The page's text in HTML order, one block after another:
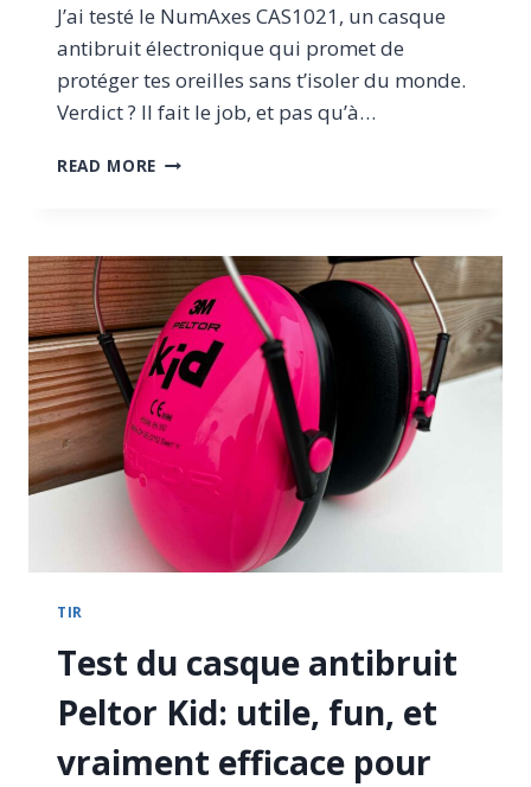
J’ai testé le NumAxes CAS1021, un casque
antibruit électronique qui promet de
protéger tes oreilles sans t’isoler du monde.
Verdict ? Il fait le job, et pas qu’à…
READ MORE TEST
NUMAXES
CAS1021
:
EFFICACE
SANS
T’ISOLER
TIR
Test du casque antibruit
Peltor Kid: utile, fun, et
vraiment efficace pour